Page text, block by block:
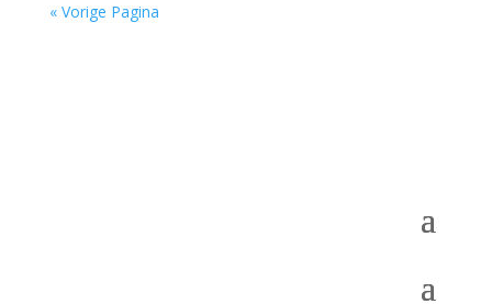
« Vorige Pagina